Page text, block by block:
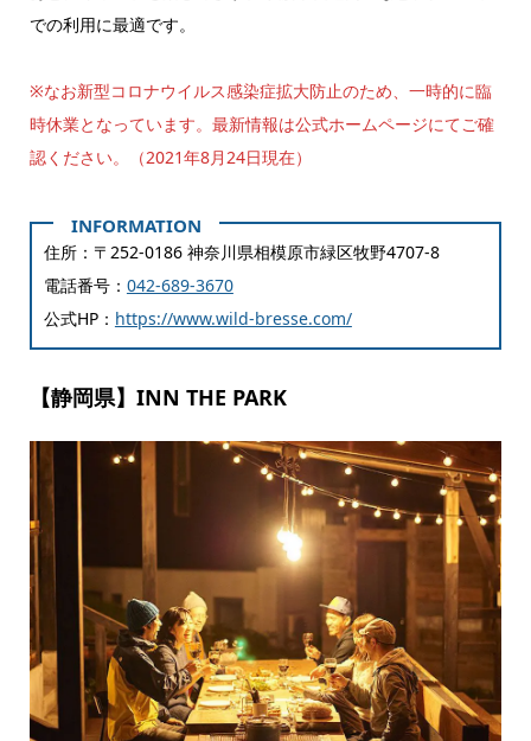
での利用に最適です。
※なお新型コロナウイルス感染症拡大防止のため、一時的に臨
時休業となっています。最新情報は公式ホームページにてご確
認ください。（2021年8月24日現在）
住所：〒252-0186 神奈川県相模原市緑区牧野4707-8
電話番号： 042-689-3670
公式HP： https://www.wild-bresse.com/
【静岡県】INN THE PARK